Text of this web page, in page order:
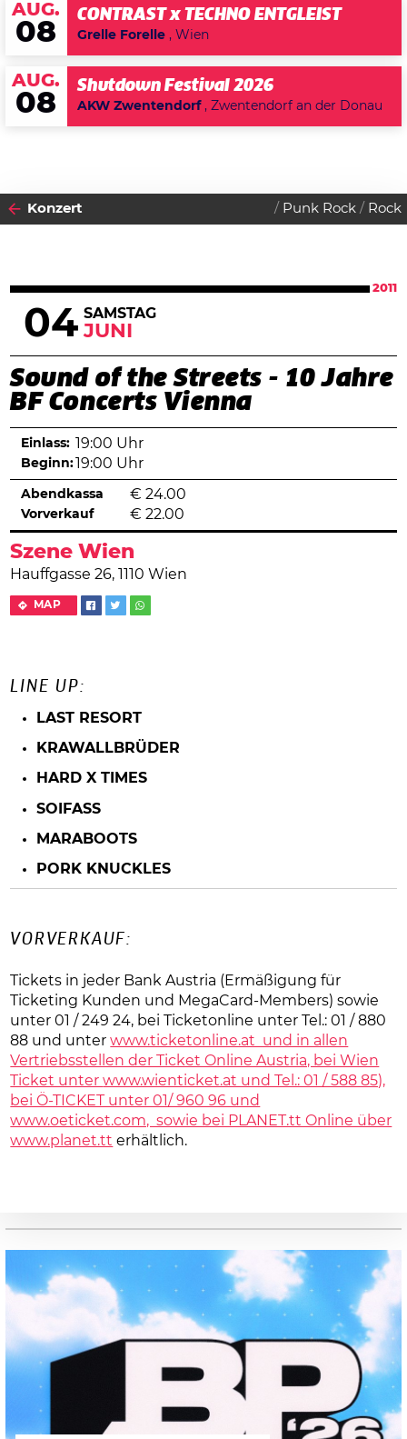
AUG.
08
CONTRAST x TECHNO ENTGLEIST
Grelle Forelle , Wien
AUG.
08
Shutdown Festival 2026
AKW Zwentendorf, Zwentendorf an der Donau
Konzert Punk Rock Rock
2011
04 SAMSTAG
JUNI
Sound of the Streets - 10 Jahre
BF Concerts Vienna
Szene Wien
Hauffgasse 26, 1110 Wien
MAP
Einlass: 19:00 Uhr
Beginn: 19:00 Uhr
Abendkassa € 24.00
Vorverkauf € 22.00
LINE UP:
LAST RESORT
KRAWALLBRÜDER
HARD X TIMES
SOIFASS
MARABOOTS
PORK KNUCKLES
VORVERKAUF:
Tickets in jeder Bank Austria (Ermäßigung für
Ticketing Kunden und MegaCard-Members) sowie
unter 01 / 249 24, bei Ticketonline unter Tel.: 01 / 880
88 und unterwww.ticketonline.at und in allen
Vertriebsstellen der Ticket Online Austria, bei Wien
Ticket unterwww.wienticket.at und Tel.: 01 / 588 85),
bei Ö-TICKET unter 01/ 960 96 und
www.oeticket.com, sowie bei PLANET.tt Online über
www.planet.tt erhältlich.